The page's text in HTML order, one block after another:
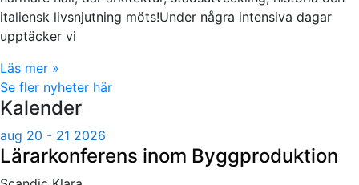
italiensk livsnjutning möts!Under några intensiva dagar
upptäcker vi
Läs mer »
Se fler nyheter här
Kalender
aug 20 - 21 2026
Lärarkonferens inom Byggproduktion